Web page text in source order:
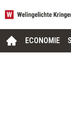
ECONOMIE